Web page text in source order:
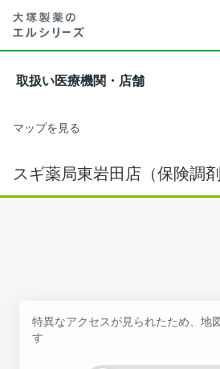
取扱い医療機関・店舗
マップを見る
スギ薬局東岩田店（保険調剤
特異なアクセスが見られたため、地
す